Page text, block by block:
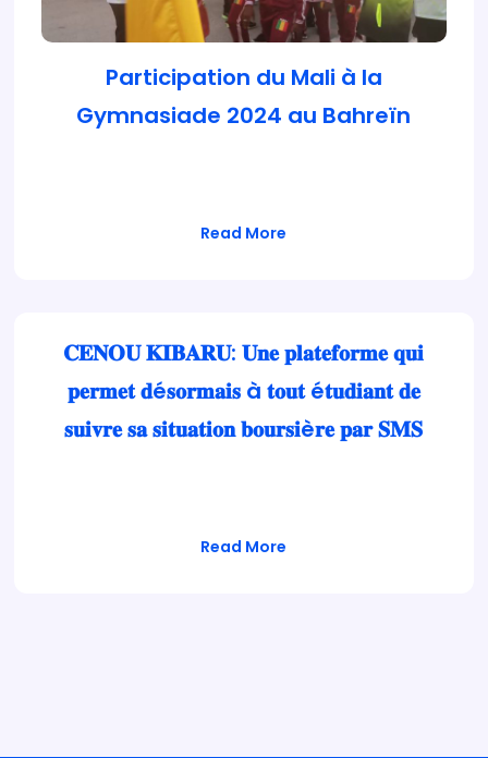
Participation du Mali à la
Gymnasiade 2024 au Bahreïn
Read More
𝐂𝐄𝐍𝐎𝐔 𝐊𝐈𝐁𝐀𝐑𝐔: 𝐔𝐧𝐞 𝐩𝐥𝐚𝐭𝐞𝐟𝐨𝐫𝐦𝐞 𝐪𝐮𝐢
𝐩𝐞𝐫𝐦𝐞𝐭 𝐝é𝐬𝐨𝐫𝐦𝐚𝐢𝐬 à 𝐭𝐨𝐮𝐭 é𝐭𝐮𝐝𝐢𝐚𝐧𝐭 𝐝𝐞
𝐬𝐮𝐢𝐯𝐫𝐞 𝐬𝐚 𝐬𝐢𝐭𝐮𝐚𝐭𝐢𝐨𝐧 𝐛𝐨𝐮𝐫𝐬𝐢è𝐫𝐞 𝐩𝐚𝐫 𝐒𝐌𝐒
Read More